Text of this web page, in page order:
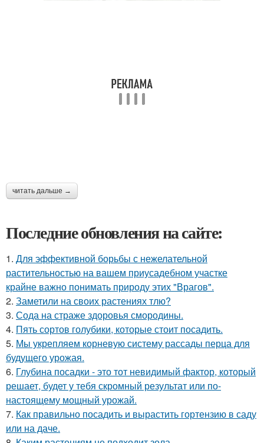
читать дальше →
Последние обновления на сайте:
1. Для эффективной борьбы с нежелательной
растительностью на вашем приусадебном участке
крайне важно понимать природу этих "Врагов".
2. Заметили на своих растениях тлю?
3. Сода на страже здоровья смородины.
4. Пять сортов голубики, которые стоит посадить.
5. Мы укрепляем корневую систему рассады перца для
будущего урожая.
6. Глубина посадки - это тот невидимый фактор, который
решает, будет у тебя скромный результат или по-
настоящему мощный урожай.
7. Как правильно посадить и вырастить гортензию в саду
или на даче.